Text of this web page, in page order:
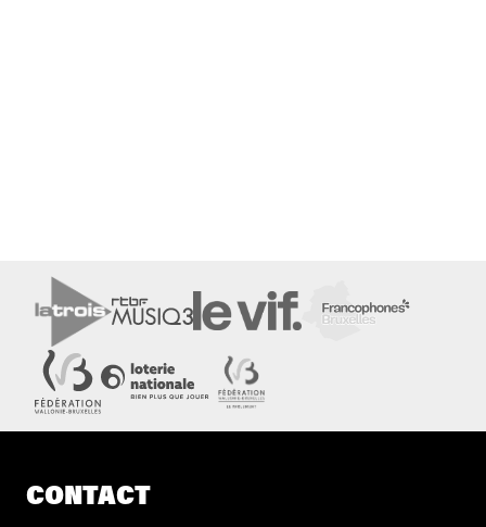
CONTACT